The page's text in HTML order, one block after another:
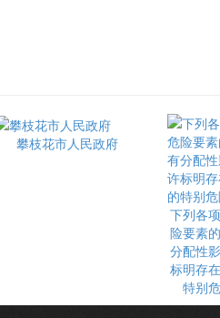
攀枝花市人民政府
下列各
险要素
分配性
标明存
特别